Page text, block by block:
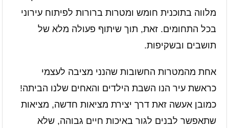
מלווה בתוכנית חומש ומטרות ברורות לפיתוח עירוני
בכל התחומים. זאת, תוך שיתוף פעולה מלא של
תושבים ובשקיפות.
אחת מהמטרות החשובות שהנני מציבה לעצמי
כראשת עיר הנו השבת הילדים והאחים שלנו הביתה!
כמובן אעשה זאת דרך יצירת מציאות חדשה, מציאות
שתאפשר לבנים לגור באיכות חיים גבוהה, שלא